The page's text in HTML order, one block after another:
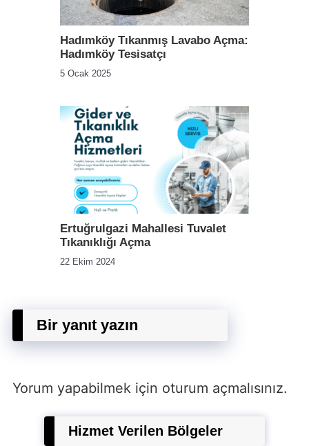
Hadımköy Tıkanmış Lavabo Açma:
Hadımköy Tesisatçı
5 Ocak 2025
Ertuğrulgazi Mahallesi Tuvalet
Tıkanıklığı Açma
22 Ekim 2024
Bir yanıt yazın
Yorum yapabilmek için oturum açmalısınız.
Hizmet Verilen Bölgeler